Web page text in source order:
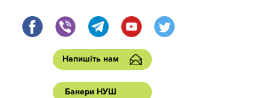
Напишіть нам
Банери НУШ